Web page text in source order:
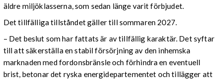
äldre miljöklasserna, som sedan länge varit förbjudet.
Det tillfälliga tillståndet gäller till sommaren 2027.
– Det beslut som har fattats är av tillfällig karaktär. Det syftar
till att säkerställa en stabil försörjning av den inhemska
marknaden med fordonsbränsle och förhindra en eventuell
brist, betonar det ryska energidepartementet och tillägger att